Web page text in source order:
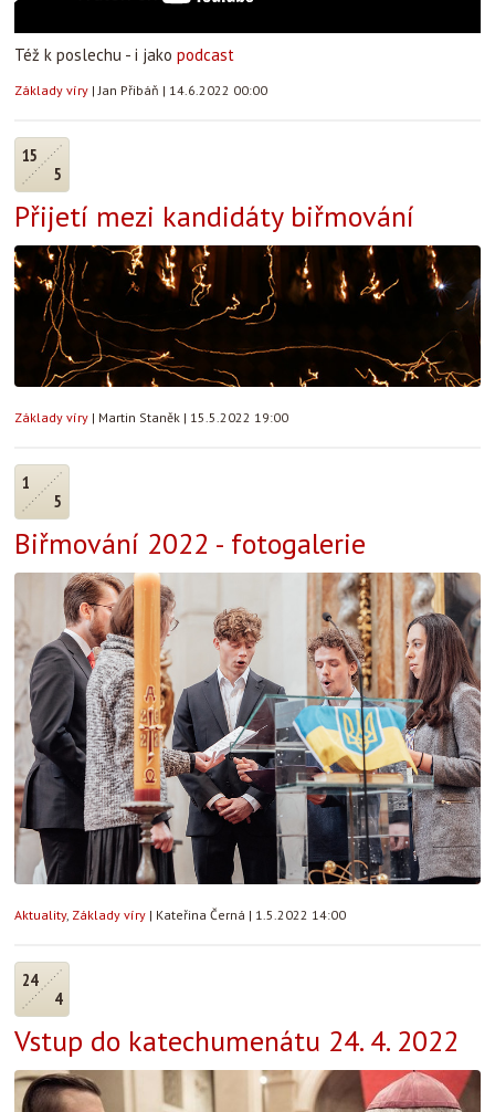
Též k poslechu - i jako podcast
Základy víry |Jan Přibáň | 14.6.2022 00:00
15
5
Přijetí mezi kandidáty biřmování
Základy víry | Martin Staněk | 15.5.2022 19:00
1
5
Biřmování 2022 - fotogalerie
Aktuality, Základy víry | Kateřina Černá | 1.5.2022 14:00
24
4
Vstup do katechumenátu 24. 4. 2022